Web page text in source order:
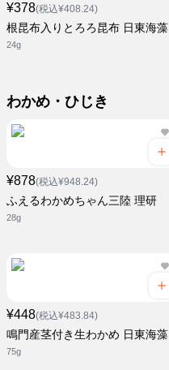
¥378(税込¥408.24)
根昆布入りとろろ昆布 日東海藻
24g
わかめ・ひじき
¥878(税込¥948.24)
ふえるわかめちゃん三陸 理研
28g
¥448(税込¥483.84)
鳴門産茎付き生わかめ 日東海藻
75g